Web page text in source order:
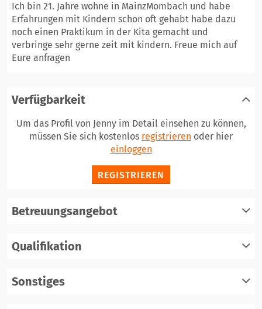
Ich bin 21. Jahre wohne in MainzMombach und habe
Erfahrungen mit Kindern schon oft gehabt habe dazu
noch einen Praktikum in der Kita gemacht und
verbringe sehr gerne zeit mit kindern. Freue mich auf
Eure anfragen
Verfügbarkeit
Um das Profil von Jenny im Detail einsehen zu können,
müssen Sie sich kostenlos registrieren oder hier
einloggen
REGISTRIEREN
Betreuungsangebot
Qualifikation
Sonstiges